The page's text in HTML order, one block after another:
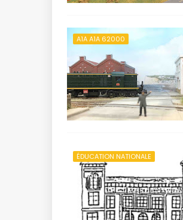
A1A A1A 62000
ÉDUCATION NATIONALE